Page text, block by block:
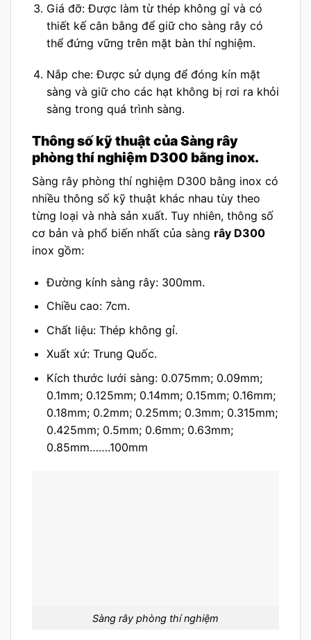
Giá đỡ: Được làm từ thép không gỉ và có
thiết kế cân bằng để giữ cho sàng rây có
thể đứng vững trên mặt bàn thí nghiệm.
Nắp che: Được sử dụng để đóng kín mặt
sàng và giữ cho các hạt không bị rơi ra khỏi
sàng trong quá trình sàng.
Thông số kỹ thuật của Sàng rây
phòng thí nghiệm D300 bằng inox.
Sàng rây phòng thí nghiệm D300 bằng inox có
nhiều thông số kỹ thuật khác nhau tùy theo
từng loại và nhà sản xuất. Tuy nhiên, thông số
cơ bản và phổ biến nhất của sàng rây D300
inox gồm:
Đường kính sàng rây: 300mm.
Chiều cao: 7cm.
Chất liệu: Thép không gỉ.
Xuất xứ: Trung Quốc.
Kích thước lưới sàng: 0.075mm; 0.09mm;
0.1mm; 0.125mm; 0.14mm; 0.15mm; 0.16mm;
0.18mm; 0.2mm; 0.25mm; 0.3mm; 0.315mm;
0.425mm; 0.5mm; 0.6mm; 0.63mm;
0.85mm…….100mm
Sàng rây phòng thí nghiệm